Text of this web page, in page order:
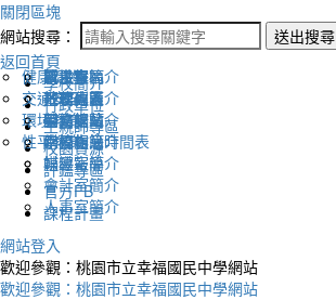
關閉區塊
網站搜尋：
送出搜尋
返回首頁
學校簡介
認識幸福
地理位置
英文網站
幸福相簿
媒體報導
行政單位
校長室簡介
教務處簡介
學務處簡介
總務處簡介
輔導室簡介
會計室簡介
人事室簡介
生親師專區
新生專區
升學專區
圖書館藏
學校作息時間表
校園資源
電子報
下載列表
評鑑專區
健康促進
交通安全
環境教育
性平教育
官方FB
課程計畫
網站登入
歡迎參觀：桃園市立幸福國民中學網站
歡迎參觀：桃園市立幸福國民中學網站